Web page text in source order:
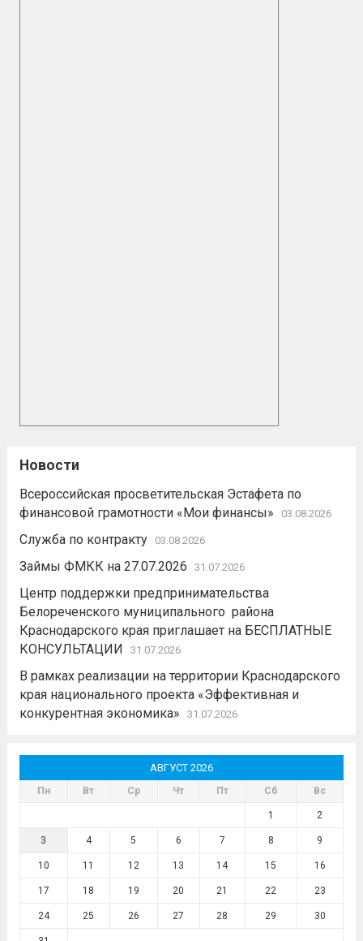
Новости
Всероссийская просветительская Эстафета по
финансовой грамотности «Мои финансы»
03.08.2026
Служба по контракту 03.08.2026
Займы ФМКК на 27.07.2026 31.07.2026
Центр поддержки предпринимательства
Белореченского муниципального района
Краснодарского края приглашает на БЕСПЛАТНЫЕ
КОНСУЛЬТАЦИИ
31.07.2026
В рамках реализации на территории Краснодарского
края национального проекта «Эффективная и
конкурентная экономика»
31.07.2026
АВГУСТ 2026
Пн Вт Ср Чт Пт Сб Вс
1 2
3 4 5 6 7 8 9
10 11 12 13 14 15 16
17 18 19 20 21 22 23
24 25 26 27 28 29 30